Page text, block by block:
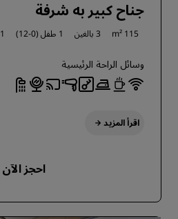
جناح كبير به شرفة
115 m² 3 بالغين 1 طفل (0-12) 1 ملكي
وسائل الراحة الرئيسية
اقرأ المزيد
احجز الآن